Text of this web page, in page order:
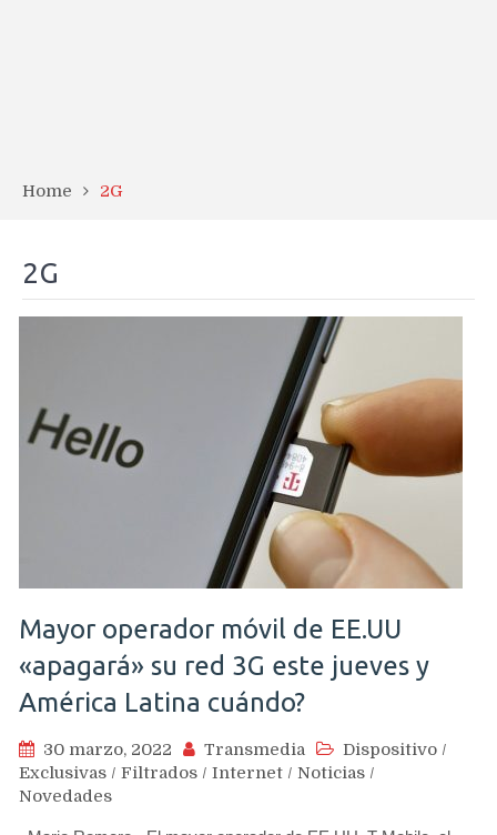
Home 2G
2G
Mayor operador móvil de EE.UU
«apagará» su red 3G este jueves y
América Latina cuándo?
30 marzo, 2022 Transmedia Dispositivo /
Exclusivas / Filtrados / Internet / Noticias /
Novedades